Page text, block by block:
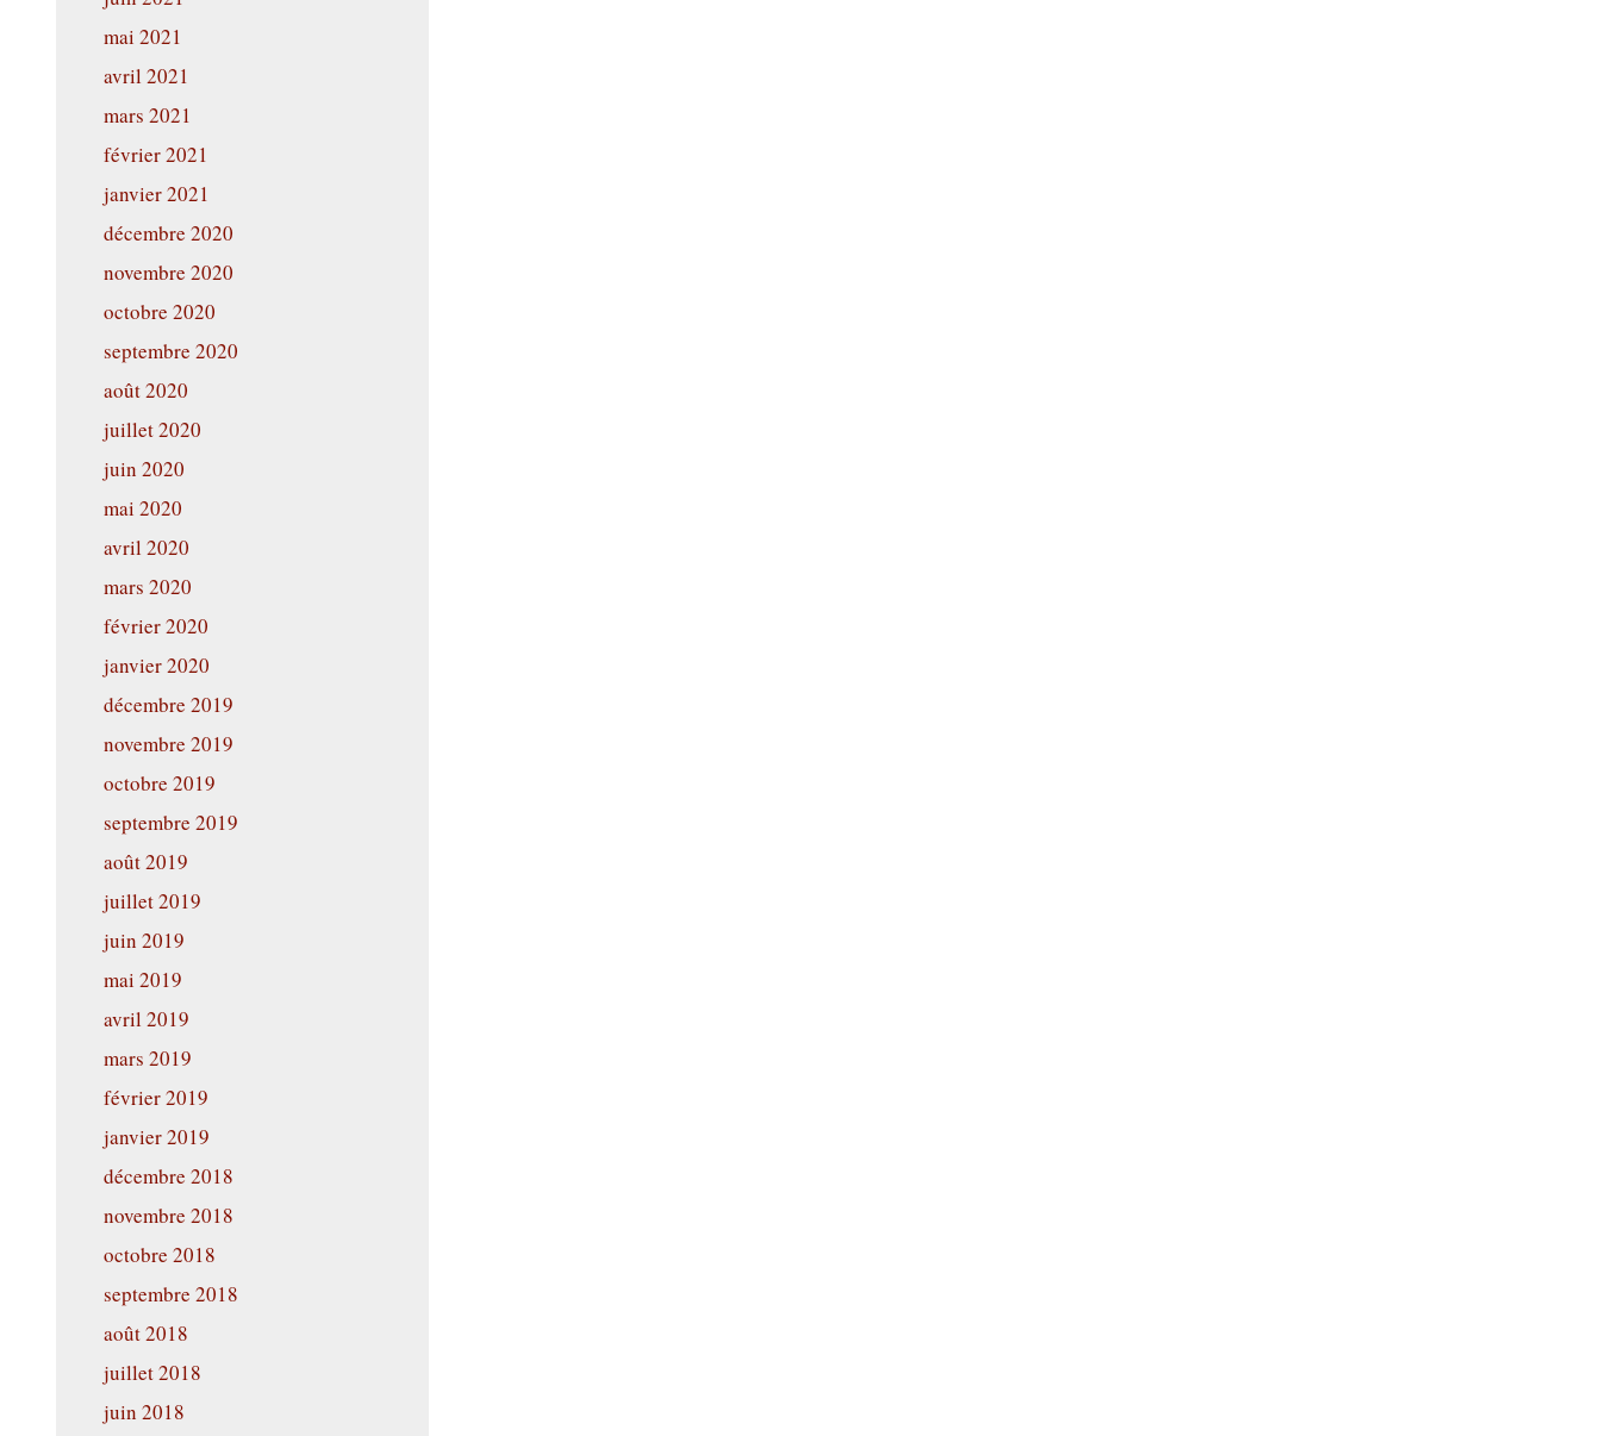
mai 2021
avril 2021
mars 2021
février 2021
janvier 2021
décembre 2020
novembre 2020
octobre 2020
septembre 2020
août 2020
juillet 2020
juin 2020
mai 2020
avril 2020
mars 2020
février 2020
janvier 2020
décembre 2019
novembre 2019
octobre 2019
septembre 2019
août 2019
juillet 2019
juin 2019
mai 2019
avril 2019
mars 2019
février 2019
janvier 2019
décembre 2018
novembre 2018
octobre 2018
septembre 2018
août 2018
juillet 2018
juin 2018